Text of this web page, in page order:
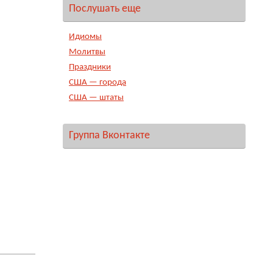
Послушать еще
Идиомы
Молитвы
Праздники
США — города
США — штаты
Группа Вконтакте